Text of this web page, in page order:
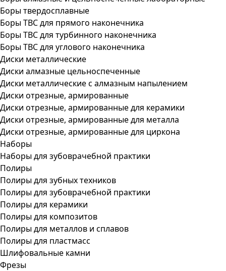
Боры твердосплавные
Боры ТВС для прямого наконечника
Боры ТВС для турбинного наконечника
Боры ТВС для углового наконечника
Диски металлические
Диски алмазные цельноспеченные
Диски металлические с алмазным напылением
Диски отрезные, армированные
Диски отрезные, армированные для керамики
Диски отрезные, армированные для металла
Диски отрезные, армированные для циркона
Наборы
Наборы для зубоврачебной практики
Полиры
Полиры для зубных техников
Полиры для зубоврачебной практики
Полиры для керамики
Полиры для композитов
Полиры для металлов и сплавов
Полиры для пластмасс
Шлифовальные камни
Фрезы